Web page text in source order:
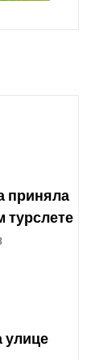
приняла
турслете
улице